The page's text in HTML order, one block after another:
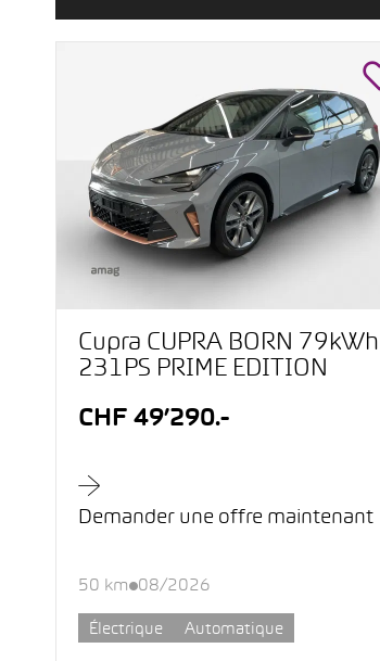
Cupra CUPRA BORN 79kWh
231PS PRIME EDITION
CHF 49’290.-
Demander une offre maintenant
50 km 08/2026
Électrique Automatique